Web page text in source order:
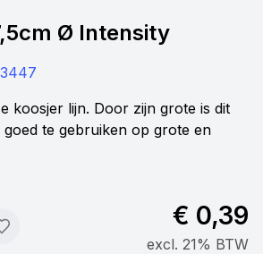
Ø Intensity
koosjer lijn. Door zijn grote is dit
te gebruiken op grote en
Toevoegen
€ 0,39
excl. 21% BTW